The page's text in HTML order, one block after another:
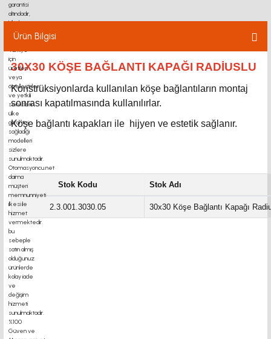
Ürün Bilgisi
30X30 KÖŞE BAĞLANTI KAPAĞI RADIUSLU
Konstrüksiyonlarda kullanılan köşe bağlantıların montaj
sonrası kapatılmasında kullanılırlar.
Köşe bağlantı kapakları ile hijyen ve estetik sağlanır.
Stok Kodu Stok Adı
2.3.001.3030.05 30x30 Köşe Bağlantı Kapağı
motor kaplin fiyatları, sigma profil, 3d yazıcı, kremayer dişli, 45x45 sigma profil,
delta haberleşme kablosu, delta plc fiyat, konveyör bant, kramiyer dişli, mantar
stop, otomatik yağlama sistemleri, rulolu konveyör fiyatları,